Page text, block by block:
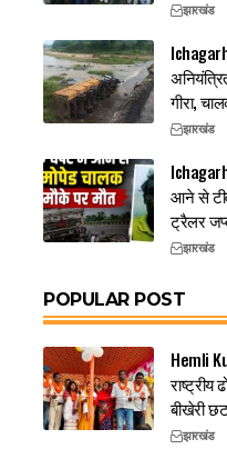
झारखंड
गीरा,
झारखंड
आने से
ट्रैलर
झारखंड
POPULAR POST
Hemli
राष्ट्रीय
बीखेरी
झारखंड